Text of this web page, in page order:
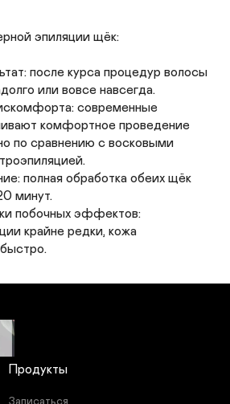
эпиляции щёк:
после курса процедур волосы
или вовсе навсегда.
современные
комфортное проведение
по сравнению с восковыми
полная обработка обеих щёк
минут.
побочных эффектов:
крайне редки, кожа
Продукты
Записаться